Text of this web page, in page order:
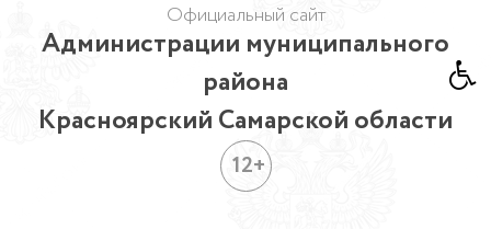
Официальный сайт
Администрации муниципального
района
Красноярский Самарской области
12+